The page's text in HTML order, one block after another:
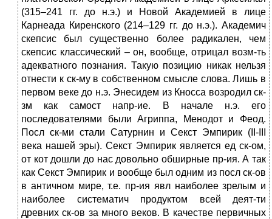
(315–241 гг. до н.э.) и Новой Академией в лице
Карнеада Киренского (214–129 гг. до н.э.). Академич
скепсис был существенно более радикален, чем
скепсис классический – он, вообще, отрицал возм-ть
адекватного познания. Такую позицию никак нельзя
отнести к ск-му в собственном смысле слова. Лишь в
первом веке до н.э. Энесидем из Кносса возродил ск-
зм как самост напр-ие. В начале н.э. его
последователями были Агриппа, Менодот и Феод.
Посл ск-ми стали Сатурнин и Секст Эмпирик (II-III
века нашей эры). Секст Эмпирик является ед ск-ом,
от кот дошли до нас довольно обширные пр-ия. А так
как Секст Эмпирик и вообще был одним из посл ск-ов
в античном мире, т.е. пр-ия явл наиболее зрелым и
наиболее систематич продуктом всей деят-ти
древних ск-ов за много веков. В качестве первичных